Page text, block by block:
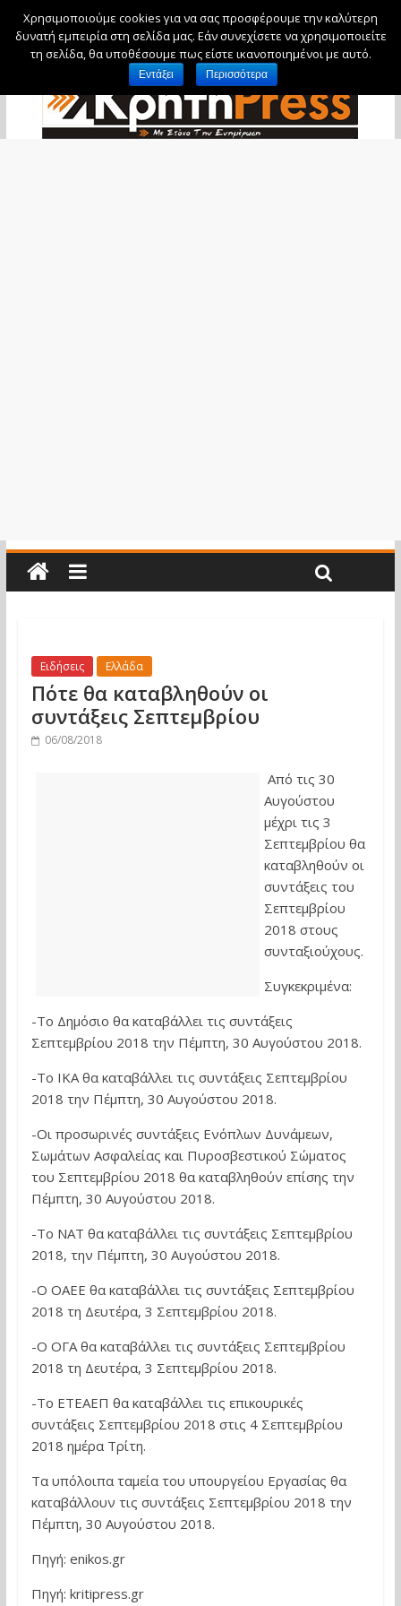
Παρασκευή, 7 Αυγούστου, 2026
Ειδήσεις Ελλάδα
Πότε θα καταβληθούν οι
συντάξεις Σεπτεμβρίου
06/08/2018
Από τις 30
Αυγούστου
μέχρι τις 3
Σεπτεμβρίου θα
καταβληθούν οι
συντάξεις του
Σεπτεμβρίου
2018 στους
συνταξιούχους.
Συγκεκριμένα:
-Το Δημόσιο θα καταβάλλει τις συντάξεις
Σεπτεμβρίου 2018 την Πέμπτη, 30 Αυγούστου 2018.
-Το ΙΚΑ θα καταβάλλει τις συντάξεις Σεπτεμβρίου
2018 την Πέμπτη, 30 Αυγούστου 2018.
-Οι προσωρινές συντάξεις Ενόπλων Δυνάμεων,
Σωμάτων Ασφαλείας και Πυροσβεστικού Σώματος
του Σεπτεμβρίου 2018 θα καταβληθούν επίσης την
Πέμπτη, 30 Αυγούστου 2018.
-Το ΝΑΤ θα καταβάλλει τις συντάξεις Σεπτεμβρίου
2018, την Πέμπτη, 30 Αυγούστου 2018.
-Ο ΟΑΕΕ θα καταβάλλει τις συντάξεις Σεπτεμβρίου
2018 τη Δευτέρα, 3 Σεπτεμβρίου 2018.
-Ο ΟΓΑ θα καταβάλλει τις συντάξεις Σεπτεμβρίου
2018 τη Δευτέρα, 3 Σεπτεμβρίου 2018.
-Το ΕΤΕΑΕΠ θα καταβάλλει τις επικουρικές
συντάξεις Σεπτεμβρίου 2018 στις 4 Σεπτεμβρίου
2018 ημέρα Τρίτη.
Τα υπόλοιπα ταμεία του υπουργείου Εργασίας θα
καταβάλλουν τις συντάξεις Σεπτεμβρίου 2018 την
Πέμπτη, 30 Αυγούστου 2018.
Πηγή: enikos.gr
Πηγή: kritipress.gr
Χρησιμοποιούμε cookies για να σας προσφέρουμε την καλύτερη
δυνατή εμπειρία στη σελίδα μας. Εάν συνεχίσετε να χρησιμοποιείτε
τη σελίδα, θα υποθέσουμε πως είστε ικανοποιημένοι με αυτό.
Εντάξει Περισσότερα